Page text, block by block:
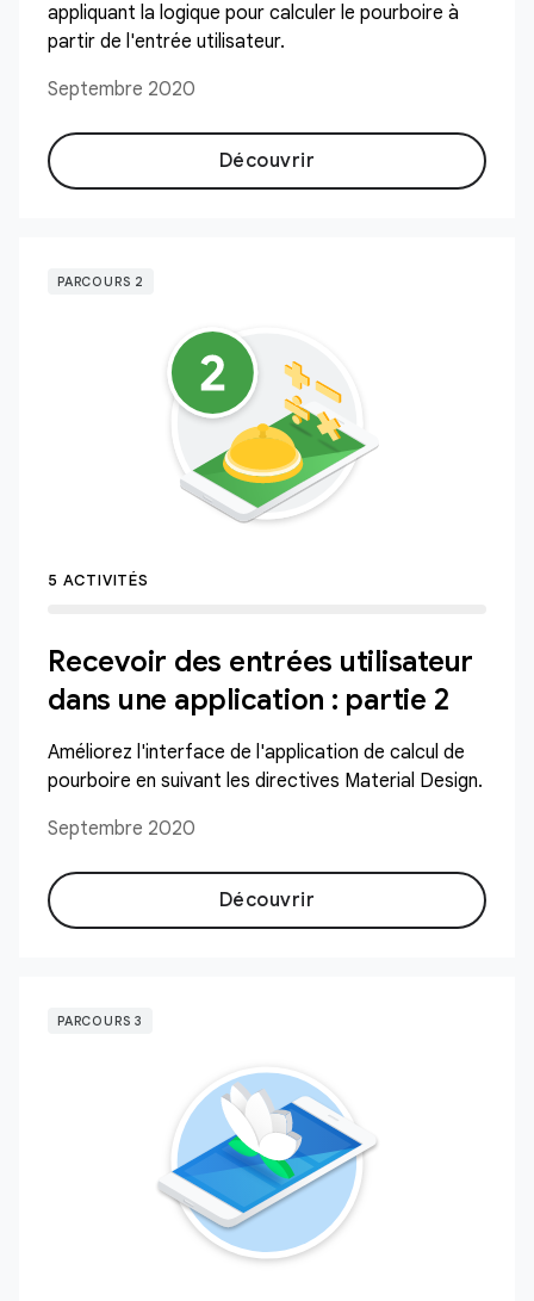
appliquant la logique pour calculer le pourboire à
partir de l'entrée utilisateur.
Septembre 2020
Découvrir
PARCOURS 2
5 ACTIVITÉS
Recevoir des entrées utilisateur
dans une application : partie 2
Améliorez l'interface de l'application de calcul de
pourboire en suivant les directives Material Design.
Septembre 2020
Découvrir
PARCOURS 3